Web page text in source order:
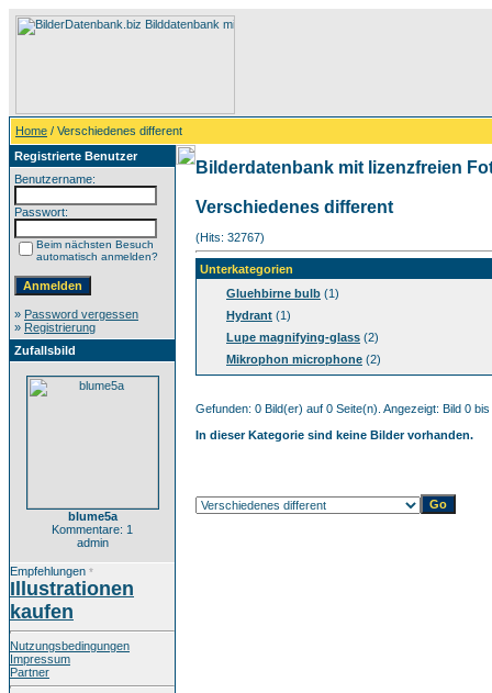
Home / Verschiedenes different
Registrierte Benutzer
Benutzername:
Passwort:
Beim nächsten Besuch
automatisch anmelden?
» Password vergessen
» Registrierung
Zufallsbild
blume5a
Kommentare: 1
admin
Empfehlungen *
Illustrationen
kaufen
Nutzungsbedingungen
Impressum
Partner
Bilderdatenbank mit lizenzfreien
Verschiedenes different
(Hits: 32767)
Unterkategorien
Gluehbirne bulb (1)
Hydrant (1)
Lupe magnifying-glass (2)
Mikrophon microphone (2)
Gefunden: 0 Bild(er) auf 0 Seite(n). Angezeigt: Bild 0 bis
In dieser Kategorie sind keine Bilder vorhanden.